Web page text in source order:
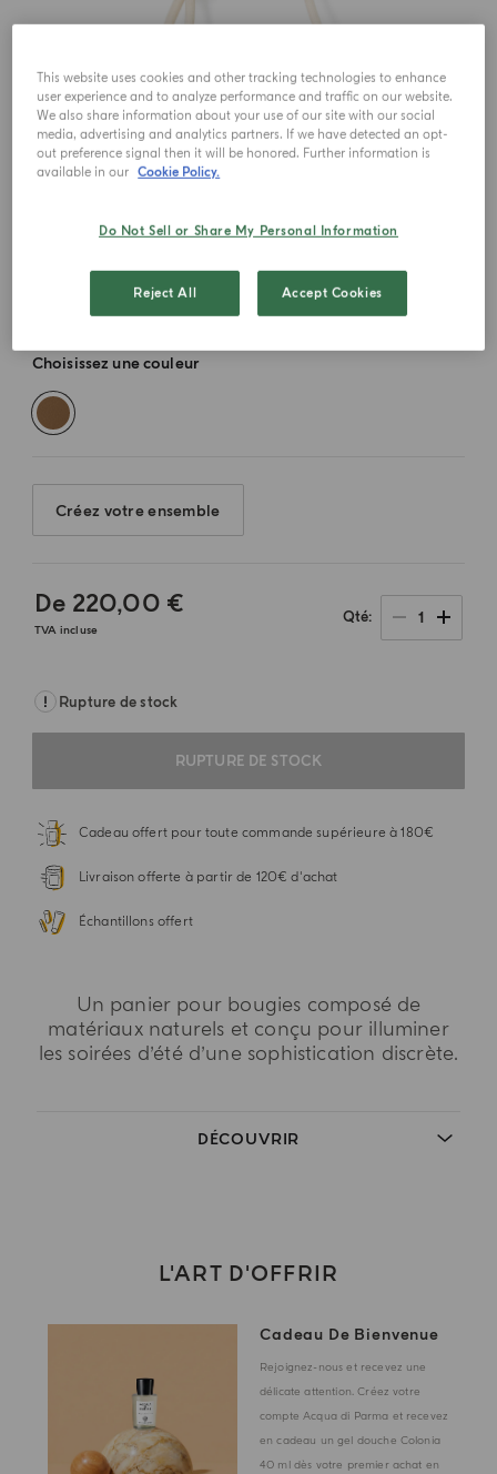
Choisissez une couleur
Créez votre ensemble
De 220,00 €
TVA incluse
Qté 1
Rupture de stock
RUPTURE DE STOCK
Cadeau offert pour toute commande supérieure à 180€
Livraison offerte à partir de 120€ d'achat
Échantillons offert
Un panier pour bougies composé de
matériaux naturels et conçu pour illuminer
les soirées d’été d’une sophistication discrète.
DÉCOUVRIR
L'ART D'OFFRIR
Cadeau De Bienvenue
Rejoignez-nous et recevez une
délicate attention. Créez votre
compte Acqua di Parma et recevez
en cadeau un gel douche Colonia
40 ml dès votre premier achat en
This website uses cookies and other tracking technologies to enhance
user experience and to analyze performance and traffic on our website.
We also share information about your use of our site with our social
media, advertising and analytics partners. If we have detected an opt-
out preference signal then it will be honored. Further information is
available in our Cookie Policy.
Do Not Sell or Share My Personal Information
Reject All Accept Cookies